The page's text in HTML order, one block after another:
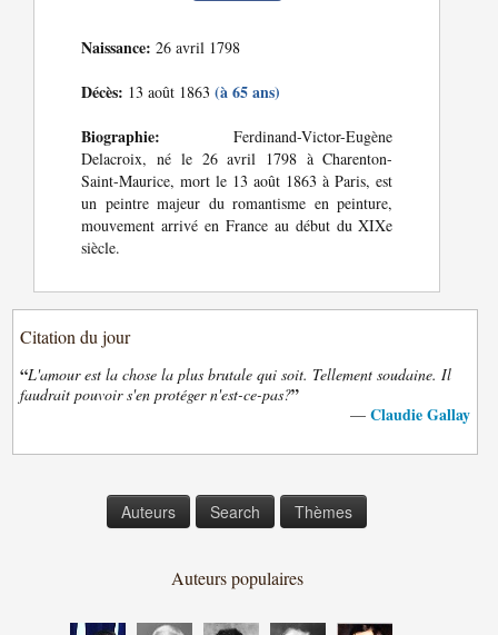
Naissance: 26 avril 1798
Décès: 13 août 1863(à 65 ans)
Biographie: Ferdinand-Victor-Eugène
Delacroix, né le 26 avril 1798 à Charenton-
Saint-Maurice, mort le 13 août 1863 à Paris, est
un peintre majeur du romantisme en peinture,
mouvement arrivé en France au début du XIXe
siècle.
Citation du jour
“L'amour est la chose la plus brutale qui soit. Tellement soudaine. Il
faudrait pouvoir s'en protéger n'est-ce-pas?”
— Claudie Gallay
Auteurs Search Thèmes
Auteurs populaires